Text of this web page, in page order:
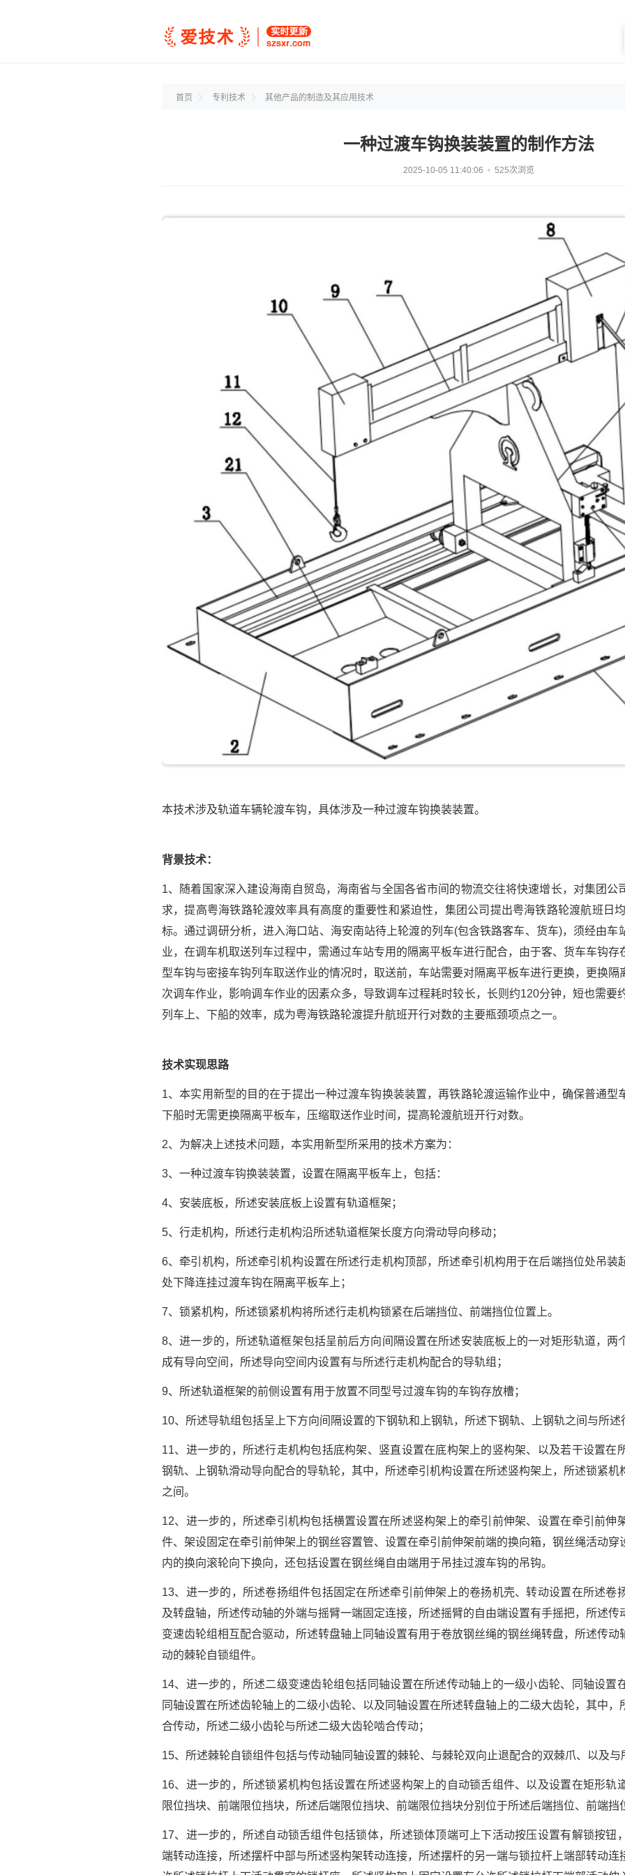
首页 专利技术 其他产品的制造及其应用技术
一种过渡车钩换装装置的制作方法
2025-10-05 11:40:06 525次浏览
本技术涉及轨道车辆轮渡车钩，具体涉及一种过渡车钩换装装置。
背景技术：
1、随着国家深入建设海南自贸岛，海南省与全国各省市间的物流交往将快速增长，对集团公
求，提高粤海铁路轮渡效率具有高度的重要性和紧迫性，集团公司提出粤海铁路轮渡航班日
标。通过调研分析，进入海口站、海安南站待上轮渡的列车(包含铁路客车、货车)，须经由车
业，在调车机取送列车过程中，需通过车站专用的隔离平板车进行配合，由于客、货车车钩
型车钩与密接车钩列车取送作业的情况时，取送前，车站需要对隔离平板车进行更换，更换
次调车作业，影响调车作业的因素众多，导致调车过程耗时较长，长则约120分钟，短也需要
列车上、下船的效率，成为粤海铁路轮渡提升航班开行对数的主要瓶颈项点之一。
技术实现思路
1、本实用新型的目的在于提出一种过渡车钩换装装置，再铁路轮渡运输作业中，确保普通型
下船时无需更换隔离平板车，压缩取送作业时间，提高轮渡航班开行对数。
2、为解决上述技术问题，本实用新型所采用的技术方案为：
3、一种过渡车钩换装装置，设置在隔离平板车上，包括：
4、安装底板，所述安装底板上设置有轨道框架；
5、行走机构，所述行走机构沿所述轨道框架长度方向滑动导向移动；
6、牵引机构，所述牵引机构设置在所述行走机构顶部，所述牵引机构用于在后端挡位处吊装
处下降连挂过渡车钩在隔离平板车上；
7、锁紧机构，所述锁紧机构将所述行走机构锁紧在后端挡位、前端挡位位置上。
8、进一步的，所述轨道框架包括呈前后方向间隔设置在所述安装底板上的一对矩形轨道，两
成有导向空间，所述导向空间内设置有与所述行走机构配合的导轨组；
9、所述轨道框架的前侧设置有用于放置不同型号过渡车钩的车钩存放槽；
10、所述导轨组包括呈上下方向间隔设置的下钢轨和上钢轨，所述下钢轨、上钢轨之间与所
11、进一步的，所述行走机构包括底构架、竖直设置在底构架上的竖构架、以及若干设置在
钢轨、上钢轨滑动导向配合的导轨轮，其中，所述牵引机构设置在所述竖构架上，所述锁紧机
之间。
12、进一步的，所述牵引机构包括横置设置在所述竖构架上的牵引前伸架、设置在牵引前伸
件、架设固定在牵引前伸架上的钢丝容置管、设置在牵引前伸架前端的换向箱，钢丝绳活动穿
内的换向滚轮向下换向，还包括设置在钢丝绳自由端用于吊挂过渡车钩的吊钩。
13、进一步的，所述卷扬组件包括固定在所述牵引前伸架上的卷扬机壳、转动设置在所述卷
及转盘轴，所述传动轴的外端与摇臂一端固定连接，所述摇臂的自由端设置有手摇把，所述
变速齿轮组相互配合驱动，所述转盘轴上同轴设置有用于卷放钢丝绳的钢丝绳转盘，所述传
动的棘轮自锁组件。
14、进一步的，所述二级变速齿轮组包括同轴设置在所述传动轴上的一级小齿轮、同轴设置
同轴设置在所述齿轮轴上的二级小齿轮、以及同轴设置在所述转盘轴上的二级大齿轮，其中
合传动，所述二级小齿轮与所述二级大齿轮啮合传动；
15、所述棘轮自锁组件包括与传动轴同轴设置的棘轮、与棘轮双向止退配合的双棘爪、以及
16、进一步的，所述锁紧机构包括设置在所述竖构架上的自动锁舌组件、以及设置在矩形轨
限位挡块、前端限位挡块，所述后端限位挡块、前端限位挡块分别位于所述后端挡位、前端挡
17、进一步的，所述自动锁舌组件包括锁体，所述锁体顶端可上下活动按压设置有解锁按钮
端转动连接，所述摆杆中部与所述竖构架转动连接，所述摆杆的另一端与锁拉杆上端部转动连